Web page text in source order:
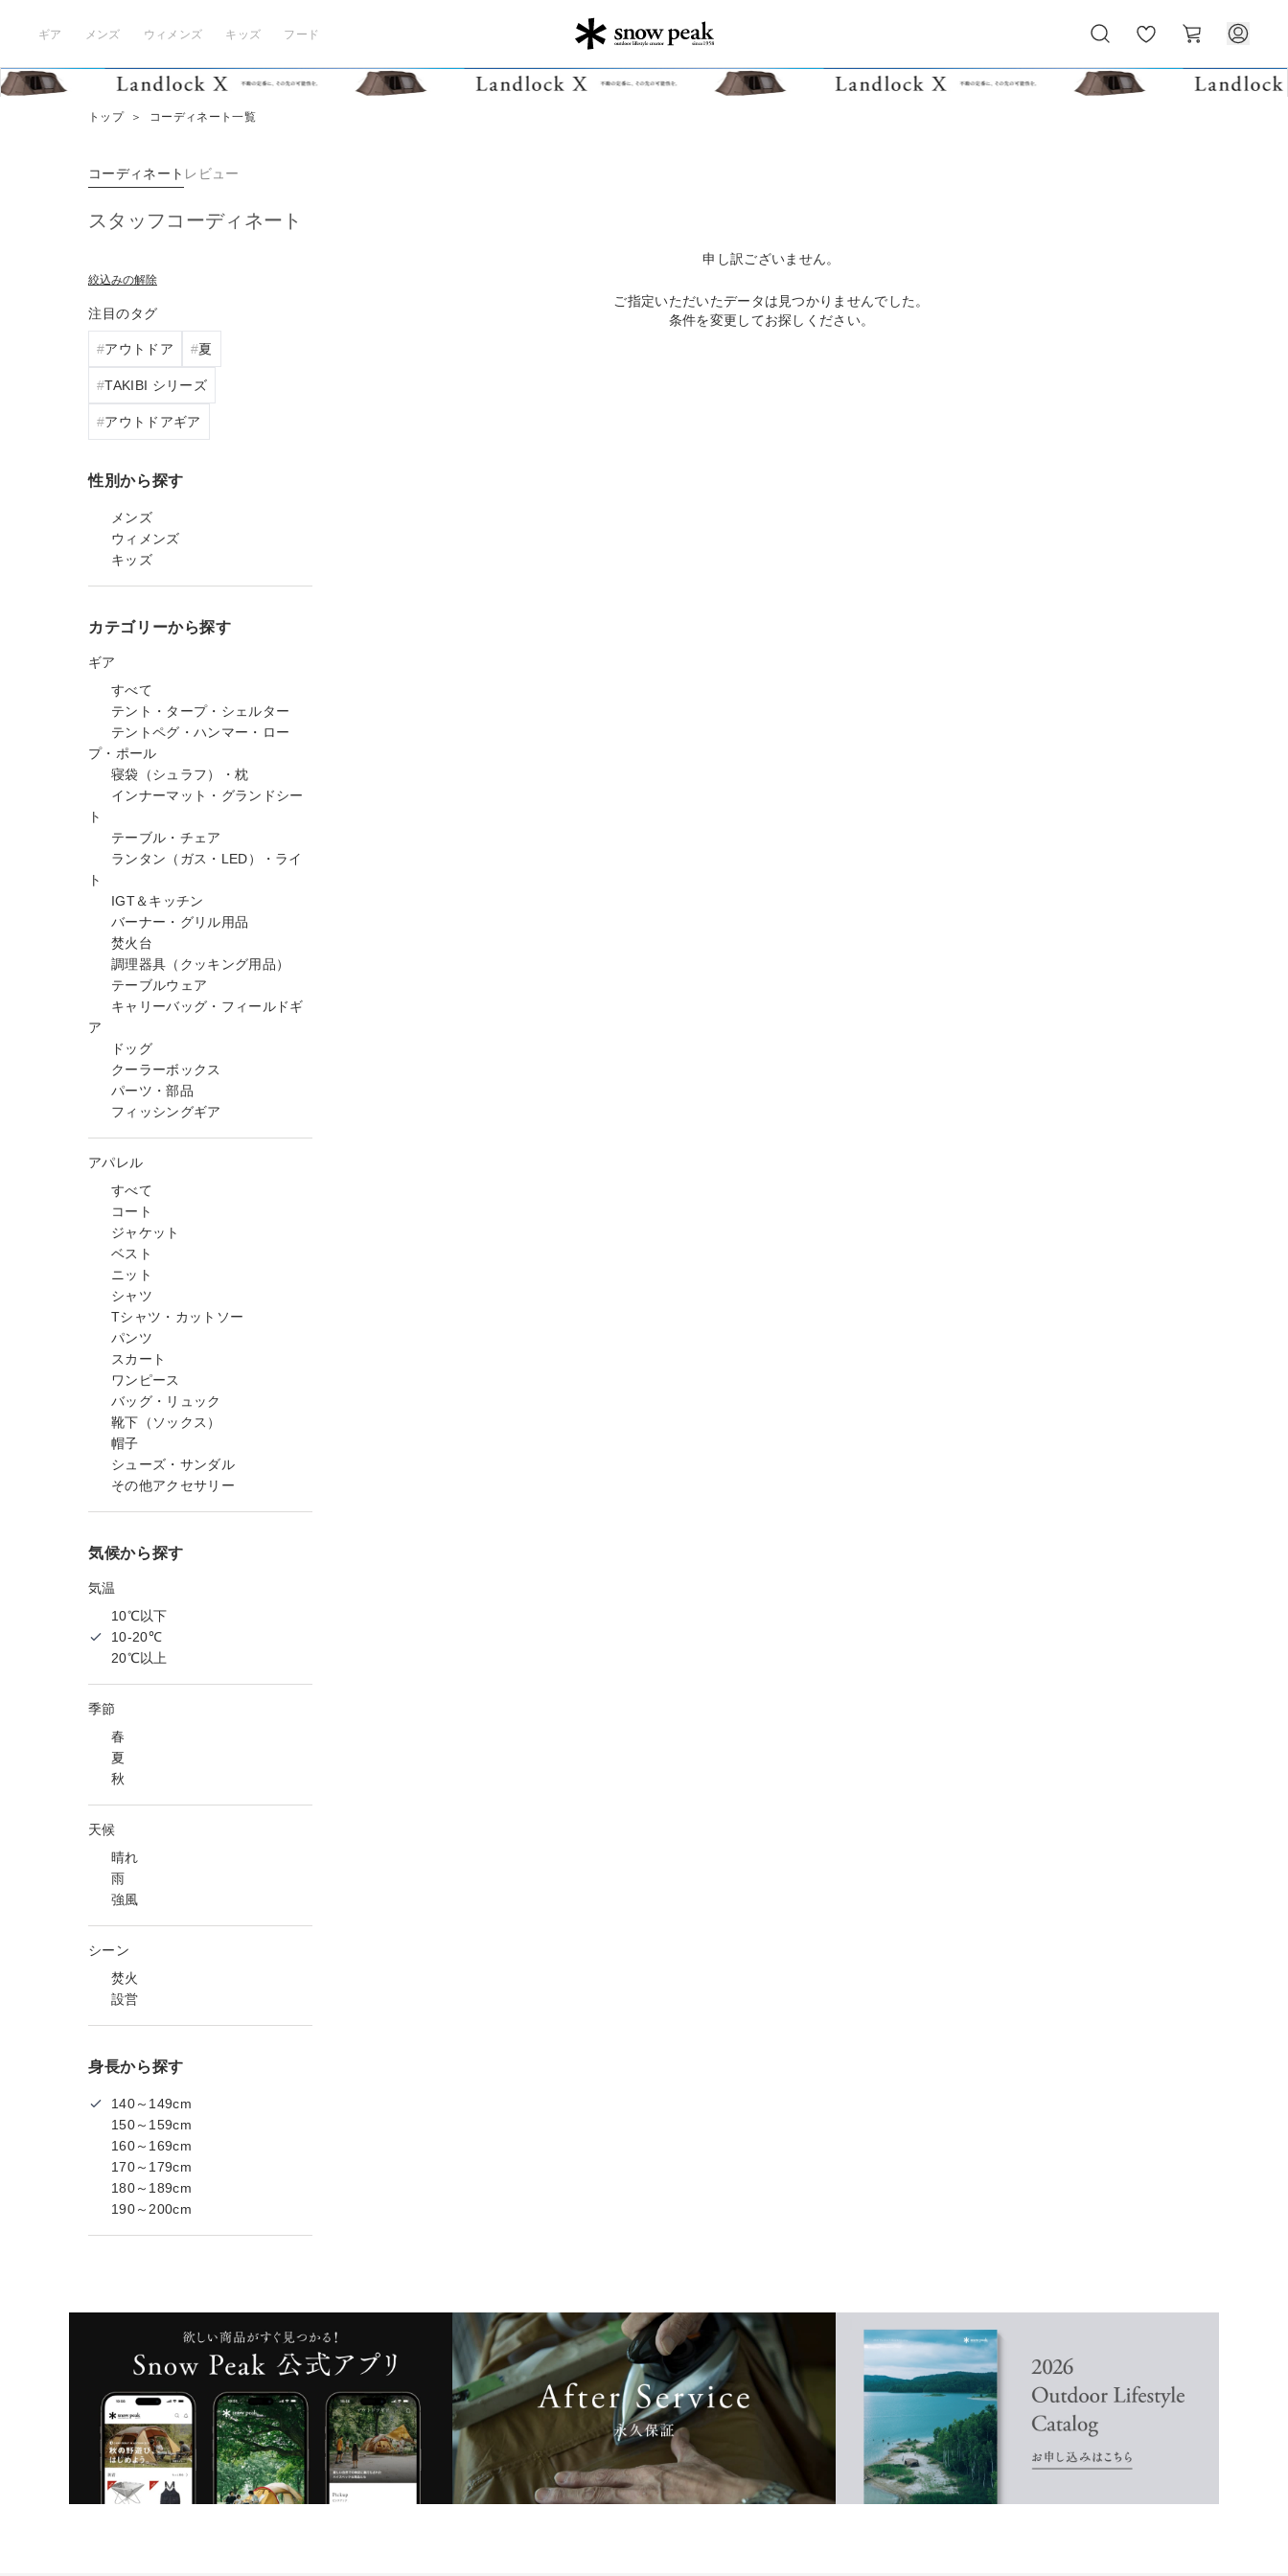
ギア メンズ ウィメンズ キッズ フード
気
に
ー
ト
トップ ＞ コーディネート一覧
コーディネート レビュー
スタッフコーディネート
絞込みの解除
注目のタグ
アウトドア 夏
TAKIBI シリーズ
アウトドアギア
性別から探す
メンズ
ウィメンズ
キッズ
カテゴリーから探す
ギア
すべて
テント・タープ・シェルター
テントペグ・ハンマー・ロー
プ・ポール
寝袋（シュラフ）・枕
インナーマット・グランドシー
ト
テーブル・チェア
ランタン（ガス・LED）・ライ
ト
IGT＆キッチン
バーナー・グリル用品
焚火台
調理器具（クッキング用品）
テーブルウェア
キャリーバッグ・フィールドギ
ア
ドッグ
クーラーボックス
パーツ・部品
フィッシングギア
アパレル
すべて
コート
ジャケット
ベスト
ニット
シャツ
Tシャツ・カットソー
パンツ
スカート
ワンピース
バッグ・リュック
靴下（ソックス）
帽子
シューズ・サンダル
その他アクセサリー
気候から探す
気温
10℃以下
10-20℃
20℃以上
季節
春
夏
秋
天候
晴れ
雨
強風
シーン
焚火
設営
身長から探す
140～149cm
150～159cm
160～169cm
170～179cm
180～189cm
190～200cm
申し訳ございません。
ご指定いただいたデータは見つかりませんでした。
条件を変更してお探しください。